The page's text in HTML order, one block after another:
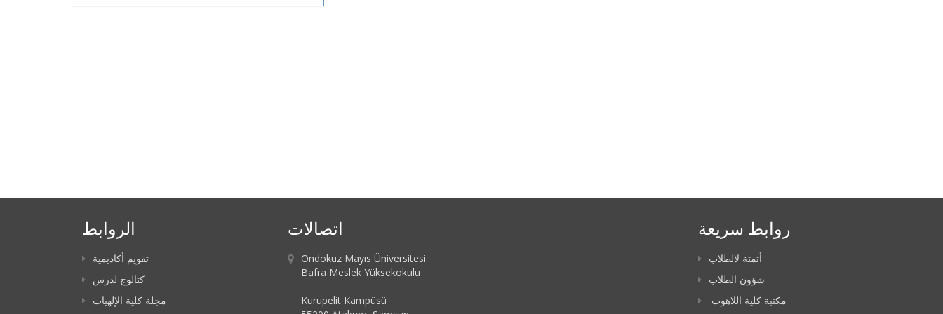
الروابط
تقويم أكاديمية
كتالوج لدرس
مجلة كلية الإلهيات
اتصالات
Ondokuz Mayıs Üniversitesi
Bafra Meslek Yüksekokulu
Kurupelit Kampüsü
روابط سريعة
أتمتة لالطلاب
شؤون الطلاب
مكتبة كلية اللاهوت